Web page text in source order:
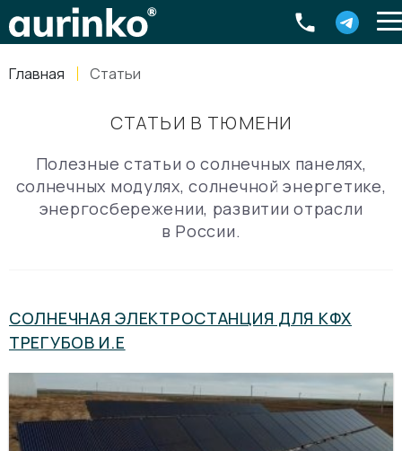
Главная Статьи
СТАТЬИ В ТЮМЕНИ
Полезные статьи о солнечных панелях,
солнечных модулях, солнечной энергетике,
энергосбережении, развитии отрасли
в России.
СОЛНЕЧНАЯ ЭЛЕКТРОСТАНЦИЯ ДЛЯ КФХ
ТРЕГУБОВ И.Е
Россия, Свердловская область Екатеринбург ,
8-800-770-79-40